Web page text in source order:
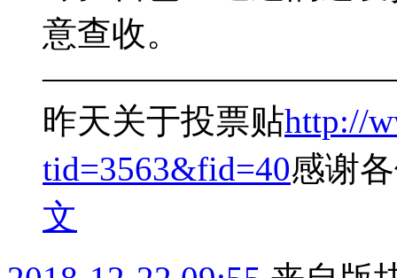
意查收。
昨天关于投票贴http://
tid=3563&fid=40感谢
文